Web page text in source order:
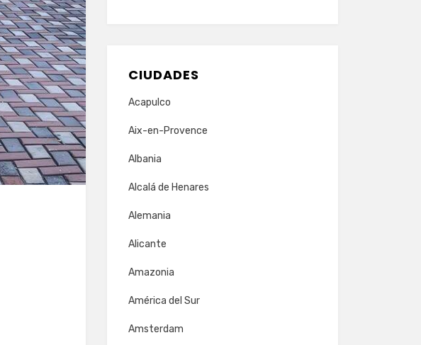
CIUDADES
Acapulco
Aix-en-Provence
Albania
Alcalá de Henares
Alemania
Alicante
Amazonia
América del Sur
Amsterdam